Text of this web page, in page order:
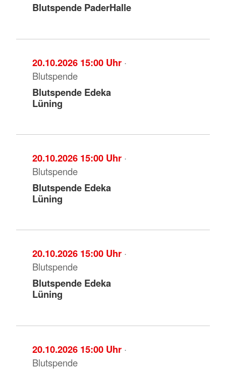
Blutspende PaderHalle
20.10.2026 15:00 Uhr ·
Blutspende
Blutspende Edeka
Lüning
20.10.2026 15:00 Uhr ·
Blutspende
Blutspende Edeka
Lüning
20.10.2026 15:00 Uhr ·
Blutspende
Blutspende Edeka
Lüning
20.10.2026 15:00 Uhr ·
Blutspende